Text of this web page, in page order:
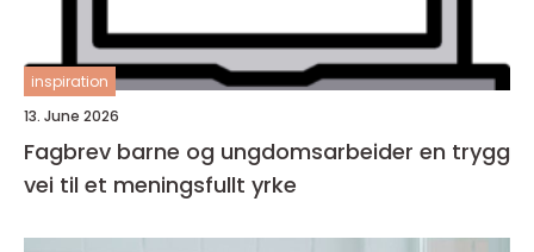
inspiration
13. June 2026
Fagbrev barne og ungdomsarbeider en trygg
vei til et meningsfullt yrke